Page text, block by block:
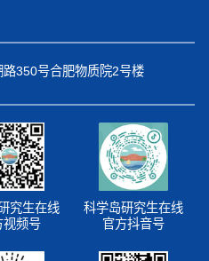
350号合肥物质院2号楼
究生在线
视频号
科学岛研究生在线
官方抖音号